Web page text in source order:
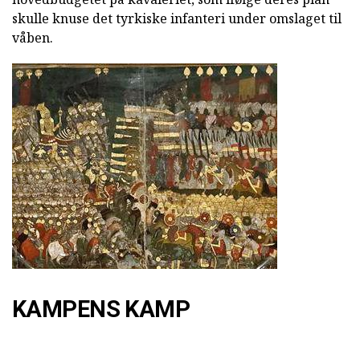
skulle knuse det tyrkiske infanteri under omslaget til
våben.
KAMPENS KAMP